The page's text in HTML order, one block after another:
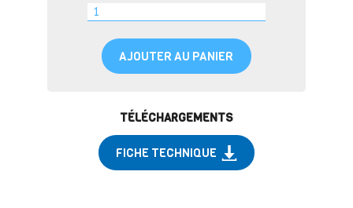
AJOUTER AU PANIER
TÉLÉCHARGEMENTS
FICHE TECHNIQUE